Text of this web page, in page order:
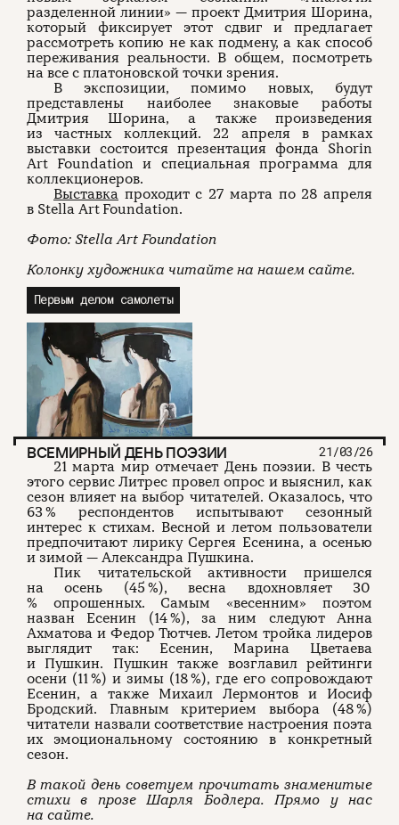
разделенной линии» — проект Дмитрия Шорина,
который фиксирует этот сдвиг и предлагает
рассмотреть копию не как подмену, а как способ
переживания реальности. В общем, посмотреть
на все с платоновской точки зрения.
В экспозиции, помимо новых, будут
представлены наиболее знаковые работы
Дмитрия Шорина, а также произведения
из частных коллекций. 22 апреля в рамках
выставки состоится презентация фонда Shorin
Art Foundation и специальная программа для
коллекционеров.
Выставка проходит с 27 марта по 28 апреля
в Stella Art Foundation.
Фото: Stella Art Foundation
Колонку художника читайте на нашем сайте.
Первым делом самолеты
ВСЕМИРНЫЙ ДЕНЬ ПОЭЗИИ 21/03/26
21 марта мир отмечает День поэзии. В честь
этого сервис Литрес провел опрос и выяснил, как
сезон влияет на выбор читателей. Оказалось, что
63 % респондентов испытывают сезонный
интерес к стихам. Весной и летом пользователи
предпочитают лирику Сергея Есенина, а осенью
и зимой — Александра Пушкина.
Пик читательской активности пришелся
на осень (45 %), весна вдохновляет 30
% опрошенных. Самым «весенним» поэтом
назван Есенин (14 %), за ним следуют Анна
Ахматова и Федор Тютчев. Летом тройка лидеров
выглядит так: Есенин, Марина Цветаева
и Пушкин. Пушкин также возглавил рейтинги
осени (11 %) и зимы (18 %), где его сопровождают
Есенин, а также Михаил Лермонтов и Иосиф
Бродский. Главным критерием выбора (48 %)
читатели назвали соответствие настроения поэта
их эмоциональному состоянию в конкретный
сезон.
В такой день советуем прочитать знаменитые
стихи в прозе Шарля Бодлера. Прямо у нас
на сайте.